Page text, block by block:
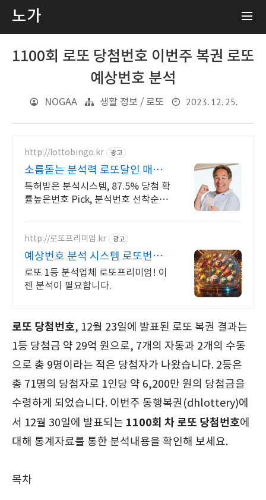
노가
1100회 로또 당첨번호 이번주 복권 로또
예상번호 분석
NOGAA 생활 정보 / 로또 2023. 12. 25.
http://lottobingo.kr 광고
소름돋는 분석력 로또달인 매주
2등 이상 당첨자 속출
특허받은 분석시스템, 87.5% 당첨 확
률높은번호 Pick, 분석번호 선착순 증
http://로또프리미엄.kr 광고
예상번호 분석 시스템 로또번호
분석업체
로또 1등 분석업체 로또프리미엄! 이
젠 분석이 필요합니다.
로또 당첨번호, 12월 23일에 발표된 로또 복권 결과는
1등 당첨금 약 29억 원으로, 7개의 자동과 2개의 수동
으로 총 9명이라는 적은 당첨자가 나왔습니다. 2등은
총 71명의 당첨자로 1인당 약 6,200만 원의 당첨금을
수령하게 되었습니다. 이번주 동행복권(dhlottery)에
서 12월 30일에 발표되는 1100회 차 로또 당첨번호에
대해 통계자료를 통한 분석내용을 확인해 보세요.
목차